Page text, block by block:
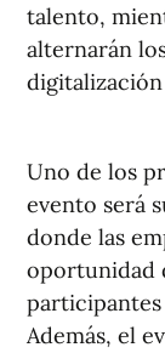
talento,
alternarán
Uno de los
evento será
donde las
oportunidad
Además, el